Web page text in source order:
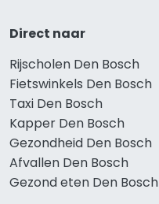
Direct naar
Rijscholen Den Bosch
Fietswinkels Den Bosch
Taxi Den Bosch
Kapper Den Bosch
Gezondheid Den Bosch
Afvallen Den Bosch
Gezond eten Den Bosch